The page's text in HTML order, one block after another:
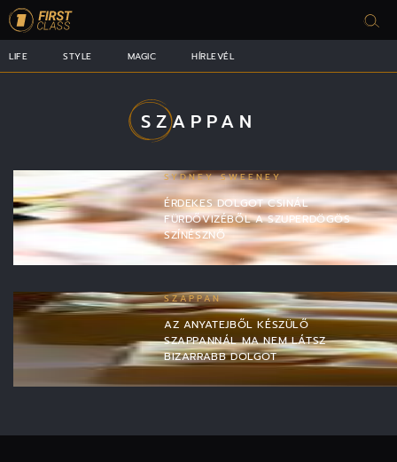
LIFE STYLE MAGIC HÍRLEVÉL
SZAPPAN
SYDNEY SWEENEY
ÉRDEKES DOLGOT CSINÁL
FÜRDŐVIZÉBŐL A SZUPERDÖGÖS
SZÍNÉSZNŐ
SZAPPAN
AZ ANYATEJBŐL KÉSZÜLŐ
SZAPPANNÁL MA NEM LÁTSZ
BIZARRABB DOLGOT